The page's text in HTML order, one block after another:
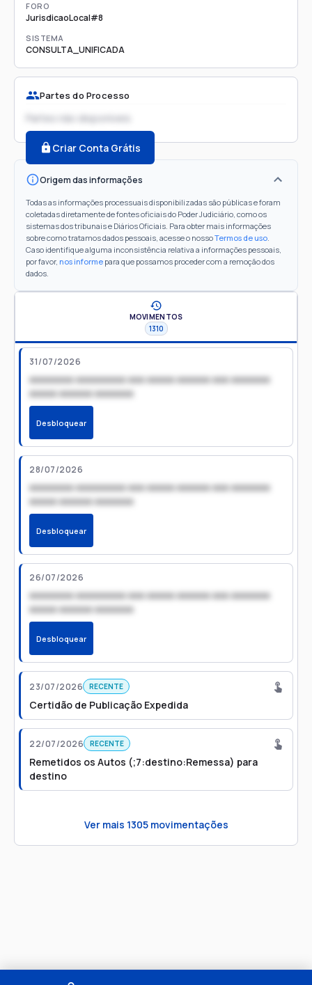
FORO
JurisdicaoLocal#8
SISTEMA
CONSULTA_UNIFICADA
Partes do Processo
Partes não disponíveis
Criar Conta Grátis
Origem das informações
Todas as informações processuais disponibilizadas são públicas e foram
coletadas diretamente de fontes oficiais do Poder Judiciário, como os
sistemas dos tribunais e Diários Oficiais. Para obter mais informações
sobre como tratamos dados pessoais, acesse o nossoTermos de uso.
Caso identifique alguma inconsistência relativa a informações pessoais,
por favor, nos informe para que possamos proceder com a remoção dos
dados.
MOVIMENTOS
1310
31/07/2026
xxxxxxxx xxxxxxxxx xxx xxxxx xxxxxx xxx xxxxxxx
xxxxx xxxxxx xxxxxxx
Desbloquear
28/07/2026
xxxxxxxx xxxxxxxxx xxx xxxxx xxxxxx xxx xxxxxxx
xxxxx xxxxxx xxxxxxx
Desbloquear
26/07/2026
xxxxxxxx xxxxxxxxx xxx xxxxx xxxxxx xxx xxxxxxx
xxxxx xxxxxx xxxxxxx
Desbloquear
23/07/2026 RECENTE
Certidão de Publicação Expedida
22/07/2026 RECENTE
Remetidos os Autos (;7:destino:Remessa) para
destino
Ver mais 1305movimentações